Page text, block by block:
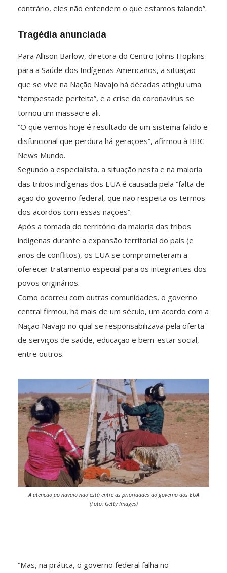
contrário, eles não entendem o que estamos falando”.
Tragédia anunciada
Para Allison Barlow, diretora do Centro Johns Hopkins
para a Saúde dos Indígenas Americanos, a situação
que se vive na Nação Navajo há décadas atingiu uma
“tempestade perfeita”, e a crise do coronavírus se
tornou um massacre ali.
“O que vemos hoje é resultado de um sistema falido e
disfuncional que perdura há gerações”, afirmou à BBC
News Mundo.
Segundo a especialista, a situação nesta e na maioria
das tribos indígenas dos EUA é causada pela “falta de
ação do governo federal, que não respeita os termos
dos acordos com essas nações”.
Após a tomada do território da maioria das tribos
indígenas durante a expansão territorial do país (e
anos de conflitos), os EUA se comprometeram a
oferecer tratamento especial para os integrantes dos
povos originários.
Como ocorreu com outras comunidades, o governo
central firmou, há mais de um século, um acordo com a
Nação Navajo no qual se responsabilizava pela oferta
de serviços de saúde, educação e bem-estar social,
entre outros.
A atenção ao navajo não está entre as prioridades do governo dos EUA
(Foto: Getty Images)
“Mas, na prática, o governo federal falha no